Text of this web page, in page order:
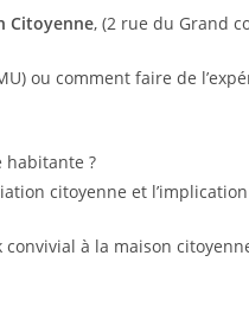
Citoyenne, (2 rue du Grand
ou comment faire de
habitante ?
citoyenne et
à la maison